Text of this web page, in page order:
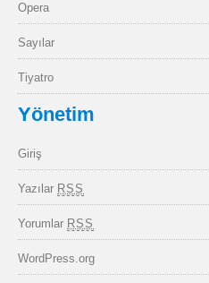
Opera
Sayılar
Tiyatro
Yönetim
Giriş
Yazılar RSS
Yorumlar RSS
WordPress.org